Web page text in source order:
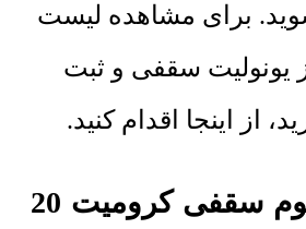
برای مشاهده لیست
یونولیت سقفی و ثبت
از اینجا اقدام کنید.
مشخصات فوم سقفی کرومیت 20